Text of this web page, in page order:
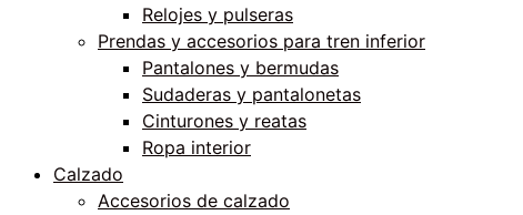
Relojes y pulseras
Prendas y accesorios para tren inferior
Pantalones y bermudas
Sudaderas y pantalonetas
Cinturones y reatas
Ropa interior
Calzado
Accesorios de calzado